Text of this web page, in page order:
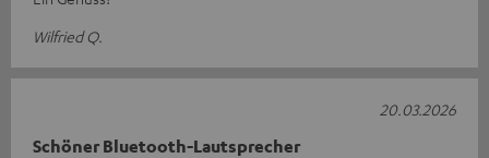
Wilfried Q.
Schöner Bluetooth-Lautsprecher
20.03.2026